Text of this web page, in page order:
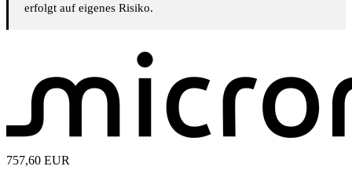
erfolgt auf eigenes Risiko.
757,60 EUR